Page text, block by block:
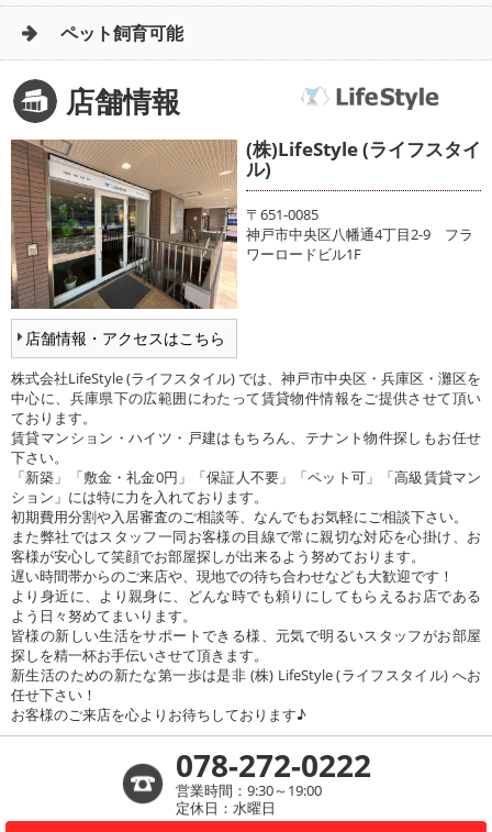
ペット飼育可能
店舗情報
店舗情報・アクセスはこちら
(株)LifeStyle (ライフスタイ
ル)
〒651-0085
神戸市中央区八幡通4丁目2-9 フラ
ワーロードビル1F
株式会社LifeStyle (ライフスタイル) では、神戸市中央区・兵庫区・灘区を
中心に、兵庫県下の広範囲にわたって賃貸物件情報をご提供させて頂い
ております。
賃貸マンション・ハイツ・戸建はもちろん、テナント物件探しもお任せ
下さい。
「新築」「敷金・礼金0円」「保証人不要」「ペット可」「高級賃貸マン
ション」には特に力を入れております。
初期費用分割や入居審査のご相談等、なんでもお気軽にご相談下さい。
また弊社ではスタッフ一同お客様の目線で常に親切な対応を心掛け、お
客様が安心して笑顔でお部屋探しが出来るよう努めております。
遅い時間帯からのご来店や、現地での待ち合わせなども大歓迎です！
より身近に、より親身に、どんな時でも頼りにしてもらえるお店である
よう日々努めてまいります。
皆様の新しい生活をサポートできる様、元気で明るいスタッフがお部屋
探しを精一杯お手伝いさせて頂きます。
新生活のための新たな第一歩は是非 (株) LifeStyle (ライフスタイル) へお
任せ下さい！
お客様のご来店を心よりお待ちしております♪
078-272-0222
営業時間：9:30～19:00
定休日：水曜日